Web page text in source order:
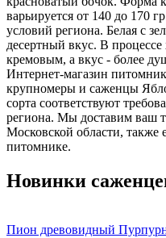
варьируется от 140 до 170
условий региона. Белая с
десертный вкус. В процессе
кремовым, а вкус - более
Интернет-магазин
крупномеры и саженцы
сорта соответствуют
региона. Мы доставим ваш
Московской области, также
питомнике.
Новинки
Пион древовидный